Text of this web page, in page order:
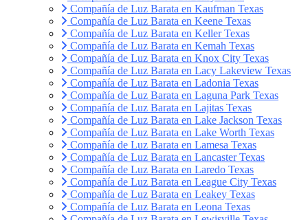
Compañía de Luz Barata en Kaufman Texas
Compañía de Luz Barata en Keene Texas
Compañía de Luz Barata en Keller Texas
Compañía de Luz Barata en Kemah Texas
Compañía de Luz Barata en Knox City Texas
Compañía de Luz Barata en Lacy Lakeview Texas
Compañía de Luz Barata en Ladonia Texas
Compañía de Luz Barata en Laguna Park Texas
Compañía de Luz Barata en Lajitas Texas
Compañía de Luz Barata en Lake Jackson Texas
Compañía de Luz Barata en Lake Worth Texas
Compañía de Luz Barata en Lamesa Texas
Compañía de Luz Barata en Lancaster Texas
Compañía de Luz Barata en Laredo Texas
Compañía de Luz Barata en League City Texas
Compañía de Luz Barata en Leakey Texas
Compañía de Luz Barata en Leona Texas